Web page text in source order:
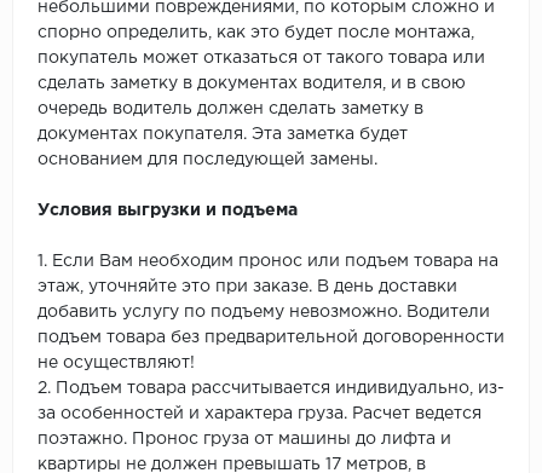
небольшими повреждениями, по которым сложно и
спорно определить, как это будет после монтажа,
покупатель может отказаться от такого товара или
сделать заметку в документах водителя, и в свою
очередь водитель должен сделать заметку в
документах покупателя. Эта заметка будет
основанием для последующей замены.
Условия выгрузки и подъема
1. Если Вам необходим пронос или подъем товара на
этаж, уточняйте это при заказе. В день доставки
добавить услугу по подъему невозможно. Водители
подъем товара без предварительной договоренности
не осуществляют!
2. Подъем товара рассчитывается индивидуально, из-
за особенностей и характера груза. Расчет ведется
поэтажно. Пронос груза от машины до лифта и
квартиры не должен превышать 17 метров, в